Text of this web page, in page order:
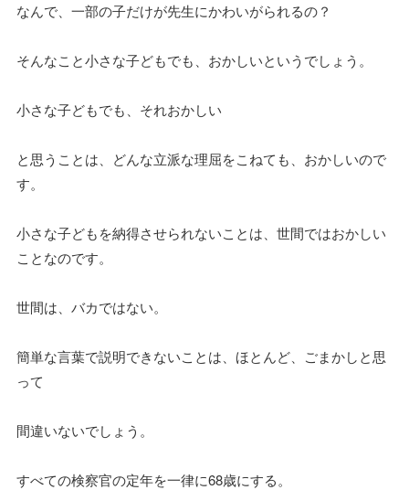
なんで、一部の子だけが先生にかわいがられるの？
そんなこと小さな子どもでも、おかしいというでしょう。
小さな子どもでも、それおかしい
と思うことは、どんな立派な理屈をこねても、おかしいので
す。
小さな子どもを納得させられないことは、世間ではおかしい
ことなのです。
世間は、バカではない。
簡単な言葉で説明できないことは、ほとんど、ごまかしと思
って
間違いないでしょう。
すべての検察官の定年を一律に68歳にする。